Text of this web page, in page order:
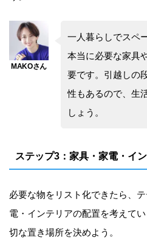
一人暮らしでスペ
本当に必要な家具
要です。引越しの
性もあるので、生
しょう。
ステップ3：家具・家電・イ
必要な物をリスト化できたら、
電・インテリアの配置を考えて
切な置き場所を決めよう。